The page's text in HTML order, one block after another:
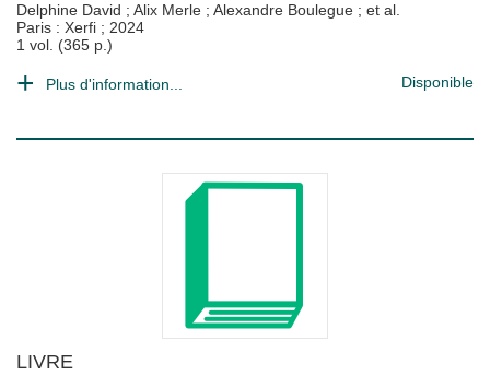
Delphine David ; Alix Merle ; Alexandre Boulegue ; et al.
Paris : Xerfi ; 2024
1 vol. (365 p.)
Plus d'information... Disponible
LIVRE